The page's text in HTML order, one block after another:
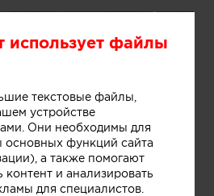
использует файлы
текстовые файлы,
устройстве
Они необходимы для
основных функций сайта
а также помогают
контент и анализировать
для специалистов.